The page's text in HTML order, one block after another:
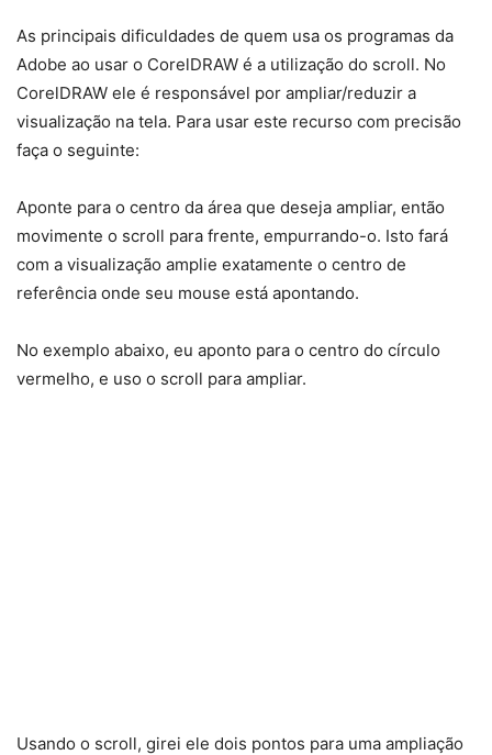
As principais dificuldades de quem usa os programas da
Adobe ao usar o CorelDRAW é a utilização do scroll. No
CorelDRAW ele é responsável por ampliar/reduzir a
visualização na tela. Para usar este recurso com precisão
faça o seguinte:
Aponte para o centro da área que deseja ampliar, então
movimente o scroll para frente, empurrando-o. Isto fará
com a visualização amplie exatamente o centro de
referência onde seu mouse está apontando.
No exemplo abaixo, eu aponto para o centro do círculo
vermelho, e uso o scroll para ampliar.
Usando o scroll, girei ele dois pontos para uma ampliação